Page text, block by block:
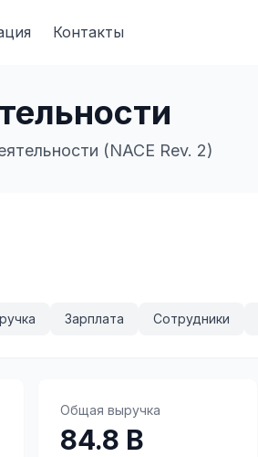
Контакты
(NACE Rev. 2)
Зарплата Сотрудники
Общая выручка
84.8 B